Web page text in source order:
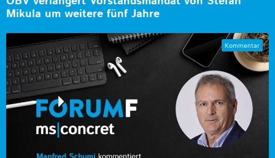
Mikula um weitere fünf Jahre